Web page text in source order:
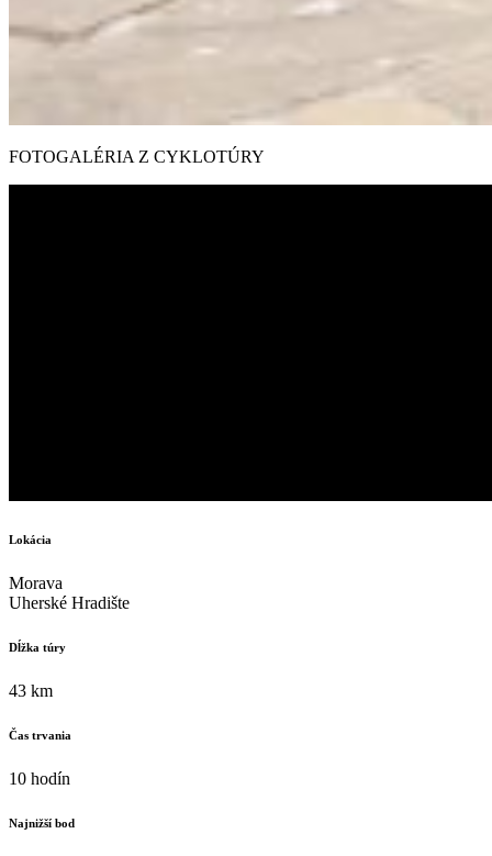
FOTOGALÉRIA Z CYKLOTÚRY
Lokácia
Morava
Uherské Hradište
Dĺžka túry
43 km
Čas trvania
10 hodín
Najnižší bod